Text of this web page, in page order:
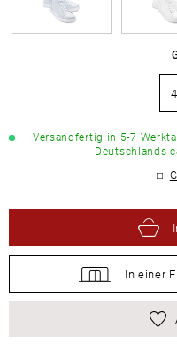
Versandfertig in 5-7
Deutschlands
In einer